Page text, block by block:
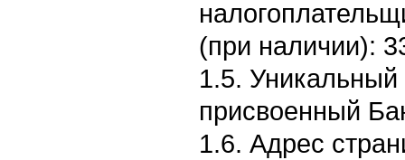
(при наличии):
1.5. Уникальный
присвоенный
1.6. Адрес